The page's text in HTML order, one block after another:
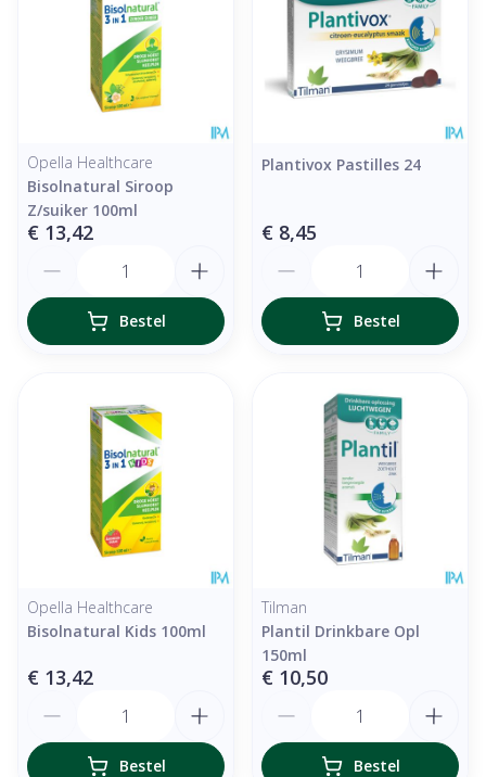
Opella Healthcare
Bisolnatural Siroop
Z/suiker 100ml
€ 13,42
Bestel
Plantivox Pastilles 24
€ 8,45
Bestel
Opella Healthcare
Bisolnatural Kids 100ml
€ 13,42
Bestel
Tilman
Plantil Drinkbare Opl
150ml
€ 10,50
Bestel